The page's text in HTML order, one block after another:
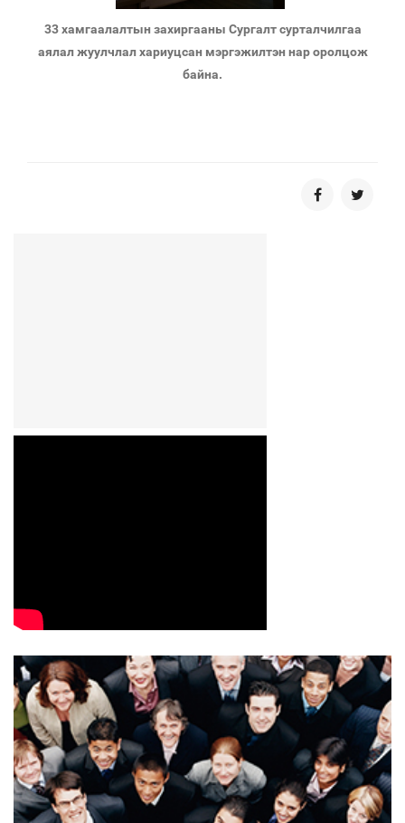
33 хамгаалалтын захиргааны Сургалт сурталчилгаа
аялал жуулчлал хариуцсан мэргэжилтэн нар оролцож
байна.